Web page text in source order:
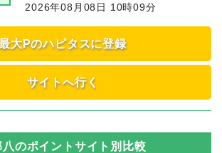
2026年08月08日 10時09分
大Pのハピタスに登録
サイトへ行く
のポイントサイト別比較